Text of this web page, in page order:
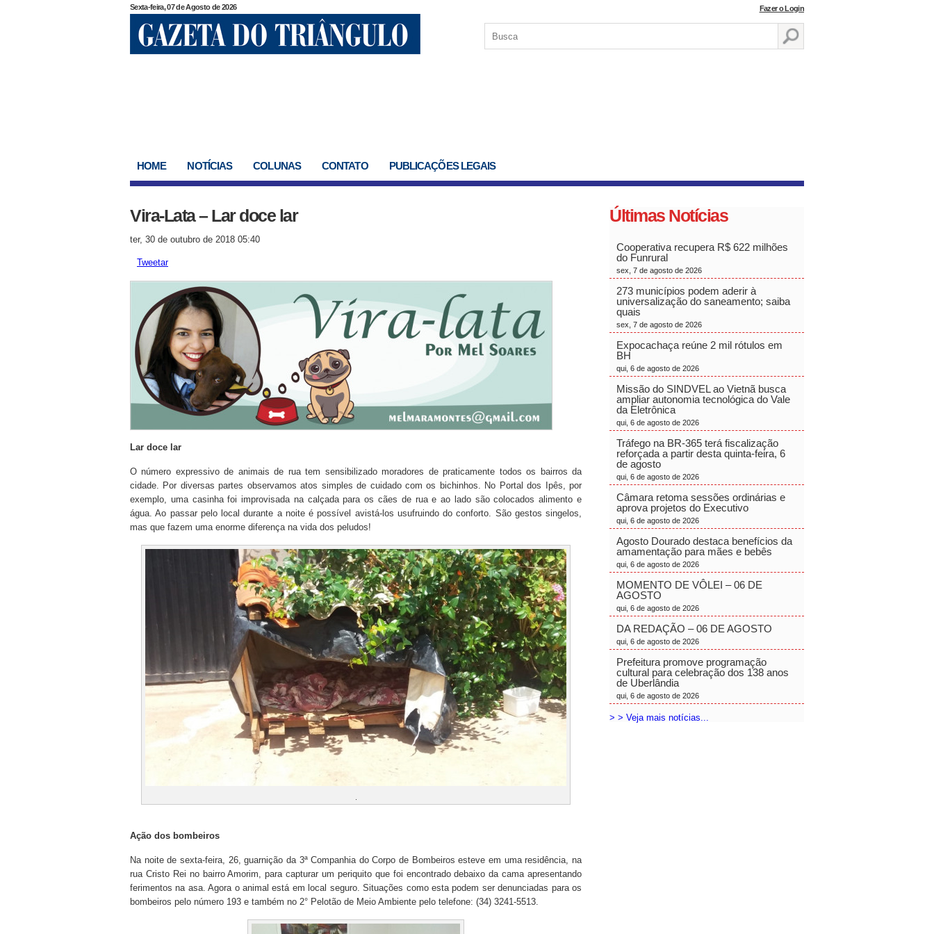
Sexta-feira, 07 de Agosto de 2026 Fazer o Login
HOME NOTÍCIAS COLUNAS CONTATO PUBLICAÇÕES LEGAIS
Vira-Lata – Lar doce lar
ter, 30 de outubro de 2018 05:40
Tweetar
Lar doce lar
O número expressivo de animais de rua tem sensibilizado moradores de praticamente todos os bairros da
cidade. Por diversas partes observamos atos simples de cuidado com os bichinhos. No Portal dos Ipês, por
exemplo, uma casinha foi improvisada na calçada para os cães de rua e ao lado são colocados alimento e
água. Ao passar pelo local durante a noite é possível avistá-los usufruindo do conforto. São gestos singelos,
mas que fazem uma enorme diferença na vida dos peludos!
Ação dos bombeiros
Na noite de sexta-feira, 26, guarnição da 3ª Companhia do Corpo de Bombeiros esteve em uma residência, na
rua Cristo Rei no bairro Amorim, para capturar um periquito que foi encontrado debaixo da cama apresentando
ferimentos na asa. Agora o animal está em local seguro. Situações como esta podem ser denunciadas para os
bombeiros pelo número 193 e também no 2° Pelotão de Meio Ambiente pelo telefone: (34) 3241-5513.
Últimas Notícias
Cooperativa recupera R$ 622 milhões
do Funrural
sex, 7 de agosto de 2026
273 municípios podem aderir à
universalização do saneamento; saiba
quais
sex, 7 de agosto de 2026
Expocachaça reúne 2 mil rótulos em
BH
qui, 6 de agosto de 2026
Missão do SINDVEL ao Vietnã busca
ampliar autonomia tecnológica do Vale
da Eletrônica
qui, 6 de agosto de 2026
Tráfego na BR-365 terá fiscalização
reforçada a partir desta quinta-feira, 6
de agosto
qui, 6 de agosto de 2026
Câmara retoma sessões ordinárias e
aprova projetos do Executivo
qui, 6 de agosto de 2026
Agosto Dourado destaca benefícios da
amamentação para mães e bebês
qui, 6 de agosto de 2026
MOMENTO DE VÔLEI – 06 DE
AGOSTO
qui, 6 de agosto de 2026
DA REDAÇÃO – 06 DE AGOSTO
qui, 6 de agosto de 2026
Prefeitura promove programação
cultural para celebração dos 138 anos
de Uberlândia
qui, 6 de agosto de 2026
> > Veja mais notícias...